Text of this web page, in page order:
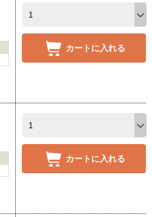
カートに入れる
カートに入れる